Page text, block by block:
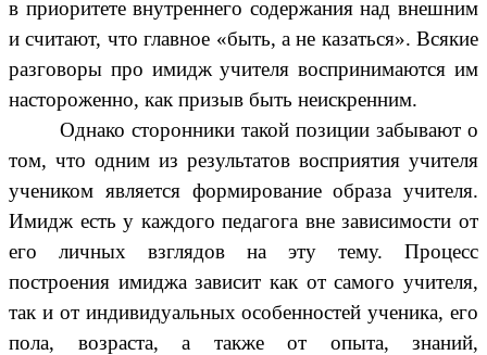
в приоритете внутреннего содержания над внешним
и считают, что главное «быть, а не казаться». Всякие
разговоры про имидж учителя воспринимаются им
настороженно, как призыв быть неискренним.
Однако сторонники такой позиции забывают о
том, что одним из результатов восприятия учителя
учеником является формирование образа учителя.
Имидж есть у каждого педагога вне зависимости от
его личных взглядов на эту тему. Процесс
построения имиджа зависит как от самого учителя,
так и от индивидуальных особенностей ученика, его
пола, возраста, а также от опыта, знаний,